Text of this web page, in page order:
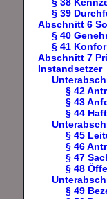
§ 39
Abschnitt 6
§ 40
§ 41
Abschnitt 7
Instandsetzer
§ 42
§ 43
§ 44
§ 45
§ 46
§ 47
§ 48
§ 49